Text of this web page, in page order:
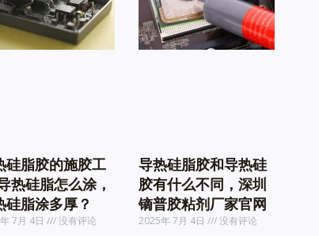
硅脂胶的施胶工
热硅脂怎么涂，
硅脂涂多厚？
7月 4日 没有评论
导热硅脂胶和导热硅
胶有什么不同，深圳
镝普胶粘剂厂家官网
2025年 7月 4日 没有评论